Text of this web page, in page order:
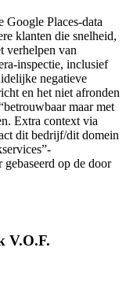
Places-data
klanten die snelheid,
verhelpen van
inspectie, inclusief
negatieve
en het niet afronden
maar met
Extra context via
dit bedrijf/dit domein
op de door
V.O.F.